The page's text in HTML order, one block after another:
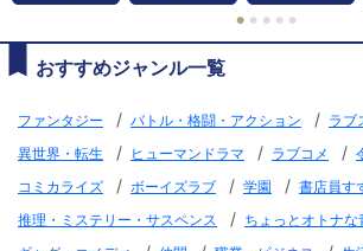
● ● ● ● ●
おすすめジャンル一覧
ファンタジー / バトル・格闘・アクション / ラブ
異世界・転生 / ヒューマンドラマ / ラブコメ /
コミカライズ / ボーイズラブ / 学園 / 書店員す
推理・ミステリー・サスペンス / ちょっとオトナな